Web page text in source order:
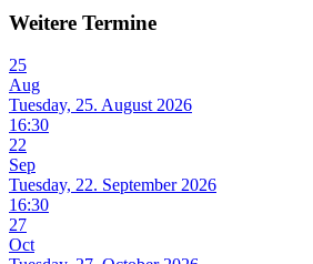
Weitere Termine
25
Aug
Tuesday, 25. August 2026
16:30
22
Sep
Tuesday, 22. September 2026
16:30
27
Oct